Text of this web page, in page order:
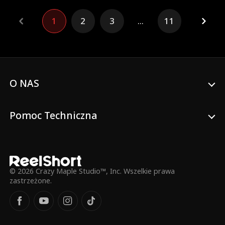
wszyscy mieszkańcy miasta znęcają się
nad nimi. Czy Artur, ukrywając swoją
tożsamość, będzie w stanie pomścić ich?
1 2 3 ... 11
O NAS
Pomoc Techniczna
© 2026 Crazy Maple Studio™, Inc. Wszelkie prawa
zastrzeżone.